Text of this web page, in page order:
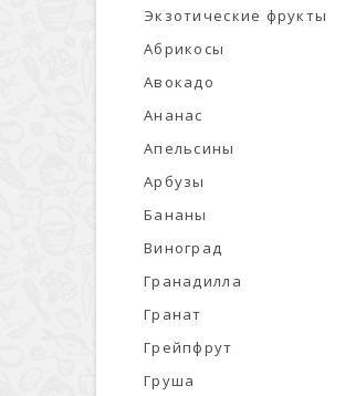
Экзотические фрукты
Абрикосы
Авокадо
Ананас
Апельсины
Арбузы
Бананы
Виноград
Гранадилла
Гранат
Грейпфрут
Груша